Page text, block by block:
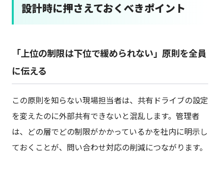
設計時に押さえておくべきポイント
「上位の制限は下位で緩められない」原則を全員
に伝える
この原則を知らない現場担当者は、共有ドライブの設定
を変えたのに外部共有できないと混乱します。管理者
は、どの層でどの制限がかかっているかを社内に明示し
ておくことが、問い合わせ対応の削減につながります。